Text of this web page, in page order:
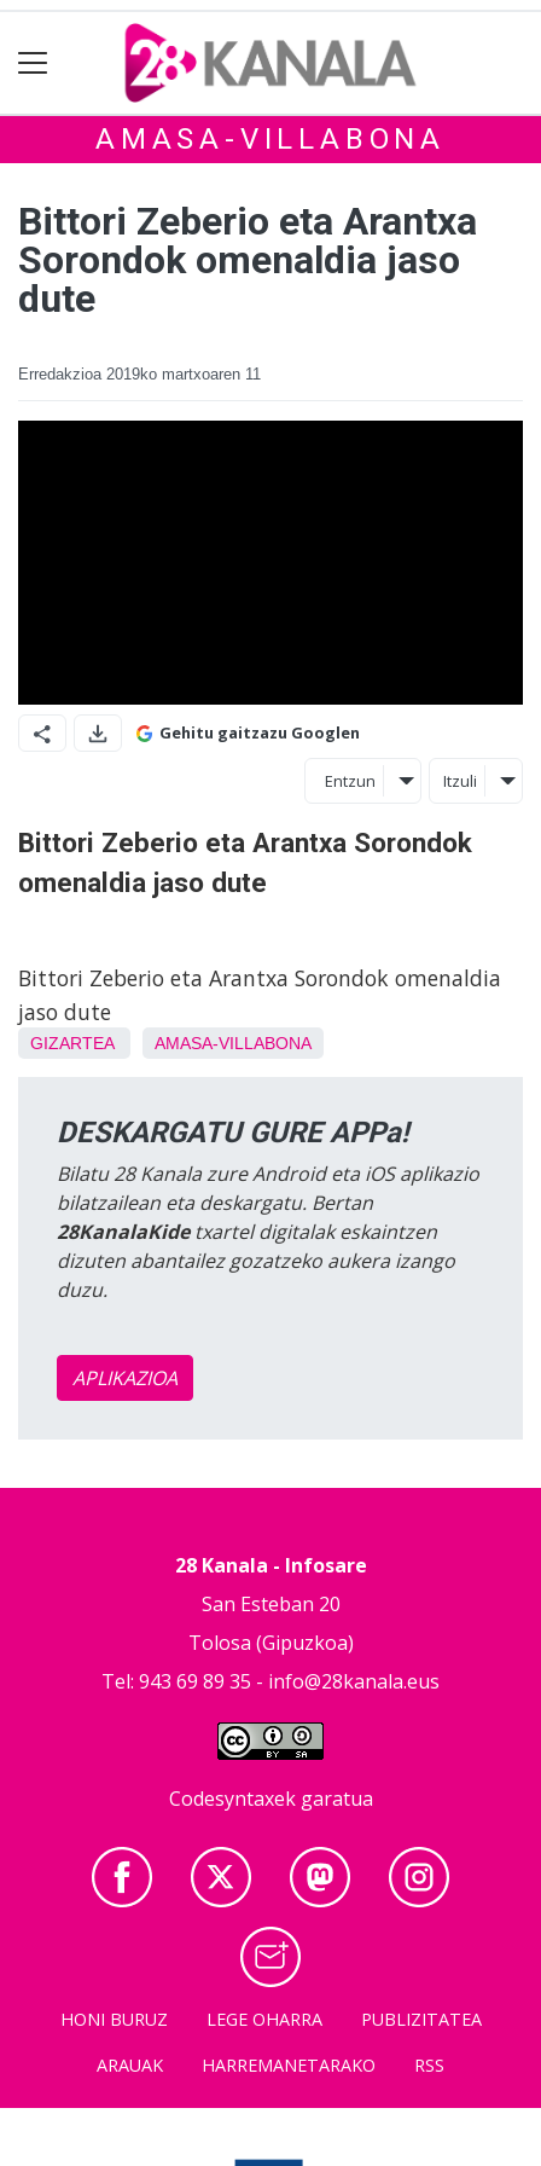
AMASA-VILLABONA
Bittori Zeberio eta Arantxa
Sorondok omenaldia jaso
dute
Erredakzioa 2019ko martxoaren 11
Gehitu gaitzazu Googlen
Entzun Itzuli
Bittori Zeberio eta Arantxa Sorondok
omenaldia jaso dute
Bittori Zeberio eta Arantxa Sorondok omenaldia
jaso dute
GIZARTEA AMASA-VILLABONA
DESKARGATU GURE APPa!
Bilatu 28 Kanala zure Android eta iOS aplikazio
bilatzailean eta deskargatu. Bertan
28KanalaKidetxartel digitalak eskaintzen
dizuten abantailez gozatzeko aukera izango
duzu.
APLIKAZIOA
28 Kanala - Infosare
San Esteban 20
Tolosa (Gipuzkoa)
Tel: 943 69 89 35 - info@28kanala.eus
Codesyntaxek garatua
HONI BURUZ LEGE OHARRA
PUBLIZITATEA
ARAUAK
HARREMANETARAKO RSS